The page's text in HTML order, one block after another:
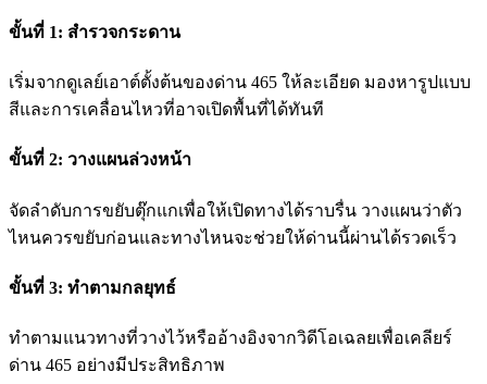
ขั้นที่ 1: สำรวจกระดาน
เริ่มจากดูเลย์เอาต์ตั้งต้นของด่าน 465 ให้ละเอียด มองหารูปแบบ
สีและการเคลื่อนไหวที่อาจเปิดพื้นที่ได้ทันที
ขั้นที่ 2: วางแผนล่วงหน้า
จัดลำดับการขยับตุ๊กแกเพื่อให้เปิดทางได้ราบรื่น วางแผนว่าตัว
ไหนควรขยับก่อนและทางไหนจะช่วยให้ด่านนี้ผ่านได้รวดเร็ว
ขั้นที่ 3: ทำตามกลยุทธ์
ทำตามแนวทางที่วางไว้หรืออ้างอิงจากวิดีโอเฉลยเพื่อเคลียร์
ด่าน 465 อย่างมีประสิทธิภาพ